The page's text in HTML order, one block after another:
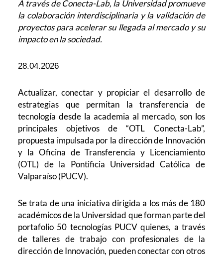
A través de Conecta-Lab, la Universidad promueve
la colaboración interdisciplinaria y la validación de
proyectos para acelerar su llegada al mercado y su
impacto en la sociedad.
28.04.2026
Actualizar, conectar y propiciar el desarrollo de
estrategias que permitan la transferencia de
tecnología desde la academia al mercado, son los
principales objetivos de “OTL Conecta-Lab”,
propuesta impulsada por la dirección de Innovación
y la Oficina de Transferencia y Licenciamiento
(OTL) de la Pontificia Universidad Católica de
Valparaíso (PUCV).
Se trata de una iniciativa dirigida a los más de 180
académicos de la Universidad que forman parte del
portafolio 50 tecnologías PUCV quienes, a través
de talleres de trabajo con profesionales de la
dirección de Innovación, pueden conectar con otros